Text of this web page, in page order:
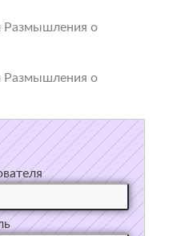
Размышления о
Размышления о